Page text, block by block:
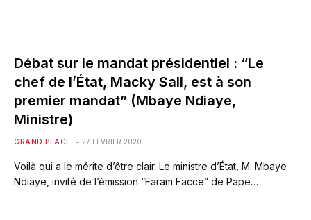
Débat sur le mandat présidentiel : “Le
chef de l’État, Macky Sall, est à son
premier mandat” (Mbaye Ndiaye,
Ministre)
GRAND PLACE 27 FÉVRIER 2020
Voilà qui a le mérite d’être clair. Le ministre d’État, M. Mbaye
Ndiaye, invité de l’émission “Faram Facce” de Pape…